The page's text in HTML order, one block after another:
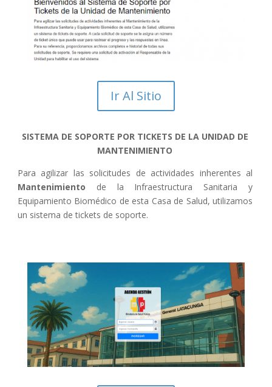
Ir Al Sitio
SISTEMA DE SOPORTE POR TICKETS DE LA UNIDAD DE
MANTENIMIENTO
Para agilizar las solicitudes de actividades inherentes al
Mantenimiento de la Infraestructura Sanitaria y
Equipamiento Biomédico de esta Casa de Salud, utilizamos
un sistema de tickets de soporte.